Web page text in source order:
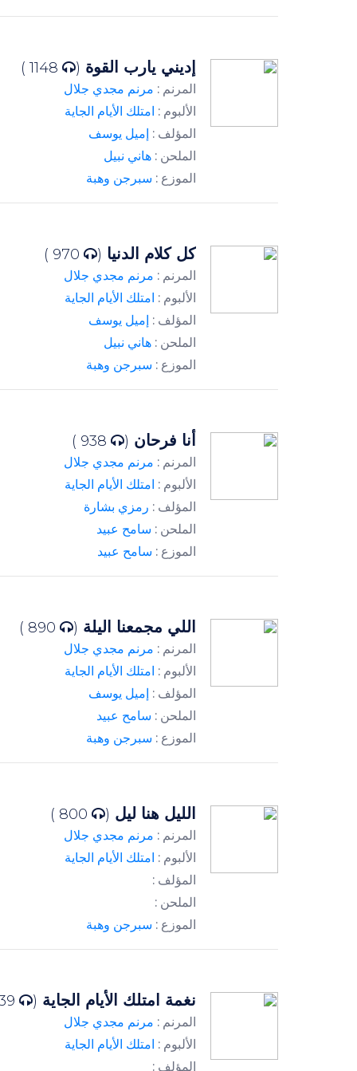
إديني يارب القوة (
المرنم : مرنم مجدي جلال
الألبوم : امتلك الأيام الجاية
المؤلف : إميل يوسف
الملحن : هاني نبيل
الموزع : سبرجن وهبة
كل كلام الدنيا (
المرنم : مرنم مجدي جلال
الألبوم : امتلك الأيام الجاية
المؤلف : إميل يوسف
الملحن : هاني نبيل
الموزع : سبرجن وهبة
أنا فرحان (
المرنم : مرنم مجدي جلال
الألبوم : امتلك الأيام الجاية
المؤلف : رمزي بشارة
الملحن : سامح عبيد
الموزع : سامح عبيد
اللي مجمعنا اليلة (
المرنم : مرنم مجدي جلال
الألبوم : امتلك الأيام الجاية
المؤلف : إميل يوسف
الملحن : سامح عبيد
الموزع : سبرجن وهبة
الليل هنا ليل (
المرنم : مرنم مجدي جلال
الألبوم : امتلك الأيام الجاية
المؤلف :
الملحن :
الموزع : سبرجن وهبة
نغمة امتلك الأيام الجاية (
المرنم : مرنم مجدي جلال
الألبوم : امتلك الأيام الجاية
المؤلف :